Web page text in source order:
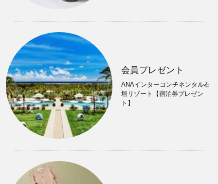
会員プレゼント
ANAインターコンチネンタル石
垣リゾート【宿泊券プレゼン
ト】